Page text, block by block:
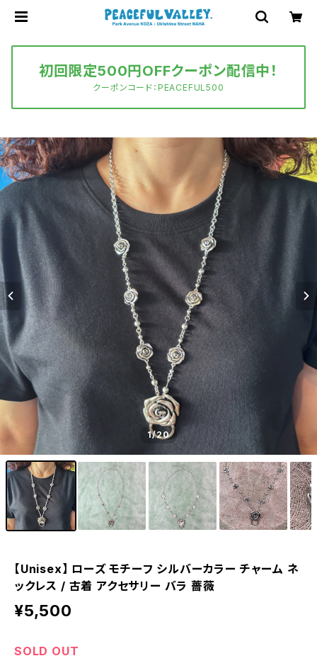
初回限定500円OFFクーポン配信中！
クーポンコード：PEACEFUL500
1/20
【Unisex】 ローズ モチーフ シルバーカラー チャーム ネ
ックレス / 古着 アクセサリー バラ 薔薇
¥5,500
SOLD OUT